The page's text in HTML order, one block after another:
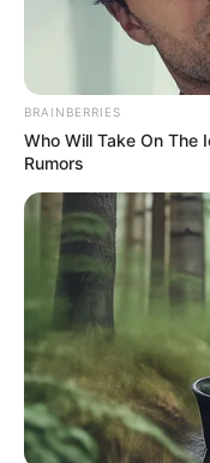
BRAINBERRIES
Who Will Take On The
Rumors